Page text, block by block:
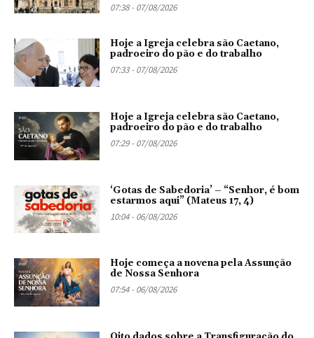
07:38 - 07/08/2026
Hoje a Igreja celebra são Caetano,
padroeiro do pão e do trabalho
07:33 - 07/08/2026
Hoje a Igreja celebra são Caetano,
padroeiro do pão e do trabalho
07:29 - 07/08/2026
‘Gotas de Sabedoria’ – “Senhor, é bom
estarmos aqui” (Mateus 17, 4)
10:04 - 06/08/2026
Hoje começa a novena pela Assunção
de Nossa Senhora
07:54 - 06/08/2026